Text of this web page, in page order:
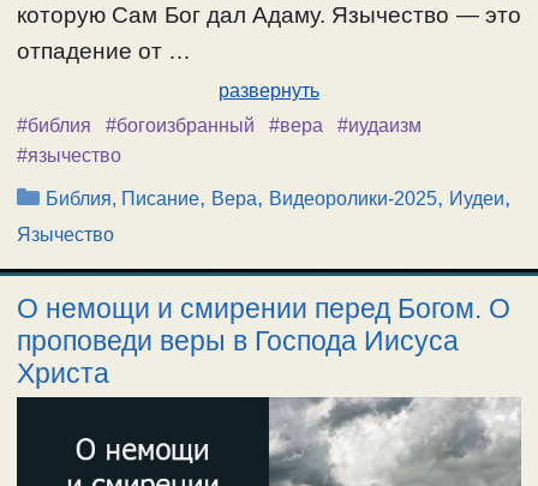
которую Сам Бог дал Адаму. Язычество — это
отпадение от …
развернуть
#библия
#богоизбранный #вера
#иудаизм
#язычество
Рубрики
Библия, Писание, Вера, Видеоролики-2025, Иудеи,
Язычество
О немощи и смирении перед Богом. О
проповеди веры в Господа Иисуса
Христа